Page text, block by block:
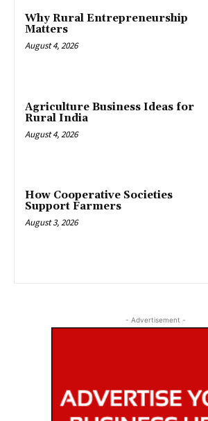
Why Rural Entrepreneurship
Matters
August 4, 2026
Agriculture Business Ideas for
Rural India
August 4, 2026
How Cooperative Societies
Support Farmers
August 3, 2026
- Advertisement -